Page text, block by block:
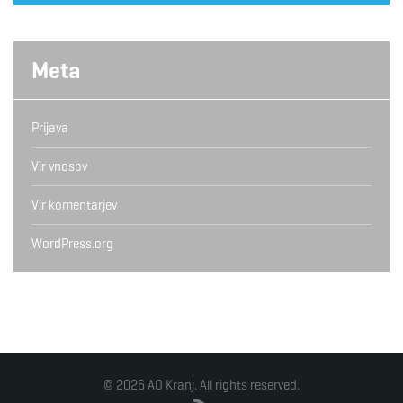
Meta
Prijava
Vir vnosov
Vir komentarjev
WordPress.org
© 2026 AO Kranj. All rights reserved.